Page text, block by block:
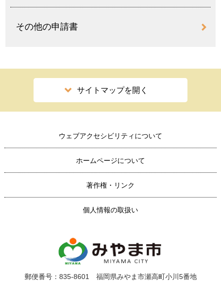
その他の申請書
サイトマップを開く
ウェブアクセシビリティについて
ホームページについて
著作権・リンク
個人情報の取扱い
郵便番号：835-8601 福岡県みやま市瀬高町小川5番地